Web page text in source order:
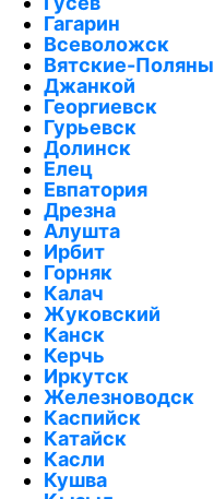
Гагарин
Всеволожск
Вятские-Поляны
Джанкой
Георгиевск
Гурьевск
Долинск
Елец
Евпатория
Дрезна
Алушта
Ирбит
Горняк
Калач
Жуковский
Канск
Керчь
Иркутск
Железноводск
Каспийск
Катайск
Касли
Кушва